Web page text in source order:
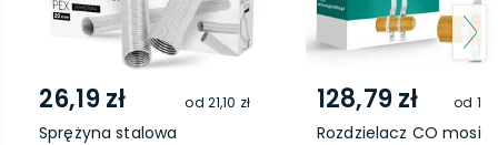
26,19 zł od 21,10 zł
Sprężyna stalowa
128,79 zł od
Rozdzielacz CO